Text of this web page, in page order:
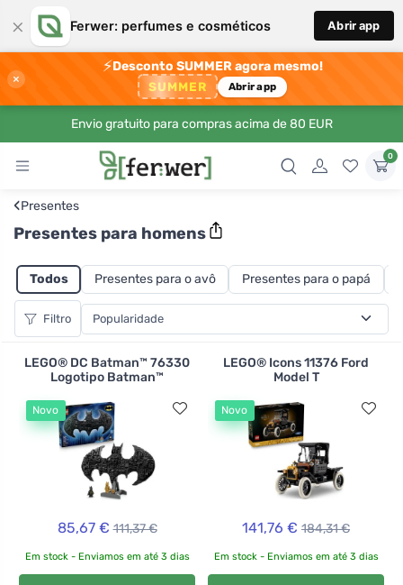
× Ferwer: perfumes e cosméticos Abrir app
×
⚡Desconto SUMMER agora mesmo!
SUMMER Abrir app
Envio gratuito para compras acima de 80 EUR
0
‹Presentes
Presentes para homens
Todos Presentes para o avô Presentes para o papá
Filtro
LEGO® DC Batman™ 76330
Logotipo Batman™
Novo
85,67 € 111,37 €
Em stock - Enviamos em até 3 dias
LEGO® Icons 11376 Ford
Model T
Novo
141,76 € 184,31 €
Em stock - Enviamos em até 3 dias